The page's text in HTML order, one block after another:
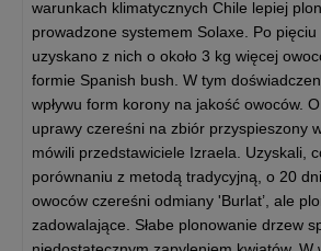
warunkach klimatycznych Chile lepiej
prowadzone systemem Solaxe. Po
uzyskano z nich o około 3 kg więcej
formie Spanish bush. W tym
wpływu form korony na jakość owoców.
uprawy czereśni na zbiór przyspieszony
mówili przedstawiciele Izraela. Uzyskali,
porównaniu z metodą tradycyjną, o 20
owoców czereśni odmiany 'Burlat’, ale
zadowalające. Słabe plonowanie drzew